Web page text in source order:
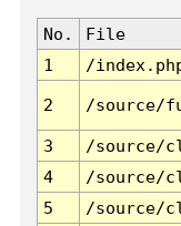
No. File
1
/
2 /source/
3 /source/
4
/source/
5
/source/